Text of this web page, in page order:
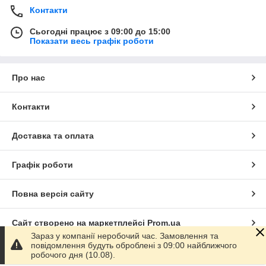
Контакти
Сьогодні працює з 09:00 до 15:00
Показати весь графік роботи
Про нас
Контакти
Доставка та оплата
Графік роботи
Повна версія сайту
Сайт створено на маркетплейсі Prom.ua
Політика конфіденційності
Зараз у компанії неробочий час. Замовлення та
повідомлення будуть оброблені з 09:00 найближчого
робочого дня (10.08).